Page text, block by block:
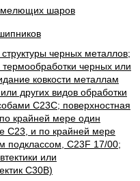
черных металлов;
черных или
ковкости металлам
других видов обработки
C23C; поверхностная
крайней мере один
C23, и по крайней мере
подклассом, C23F 17/00;
или
C30B)